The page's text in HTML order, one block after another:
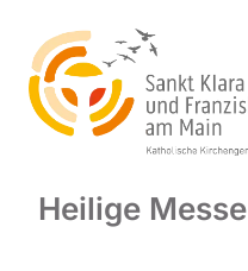
Heilige Messe